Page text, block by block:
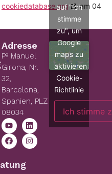
cookiedatabase.org
am 04
Adresse
Pº Manuel
Girona, Nr.
32,
Barcelona,
Spanien, PLZ
08034
auf "Ich
stimme
zu", um
Google
maps zu
aktivieren
Cookie-
Richtlinie
Ich stimme